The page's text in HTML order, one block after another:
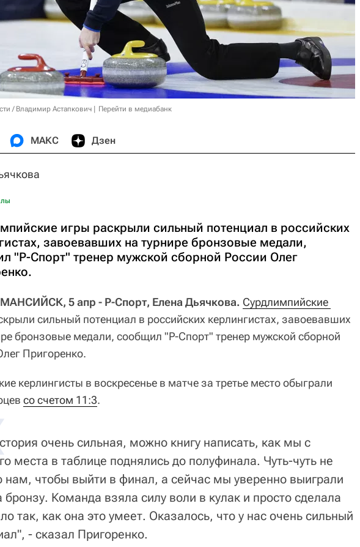
/ Владимир Астапкович Перейти в медиабанк
МАКС Дзен
игры раскрыли сильный потенциал в российских
завоевавших на турнире бронзовые медали,
"Р-Спорт" тренер мужской сборной России Олег
5 апр - Р-Спорт, Елена Дьячкова. Сурдлимпийские
сильный потенциал в российских керлингистах, завоевавших
бронзовые медали, сообщил "Р-Спорт" тренер мужской сборной
Пригоренко.
керлингисты в воскресенье в матче за третье место обыграли
со счетом 11:3.
очень сильная, можно книгу написать, как мы с
места в таблице поднялись до полуфинала. Чуть-чуть не
нам, чтобы выйти в финал, а сейчас мы уверенно выиграли
бронзу. Команда взяла силу воли в кулак и просто сделала
так, как она это умеет. Оказалось, что у нас очень сильный
- сказал Пригоренко.